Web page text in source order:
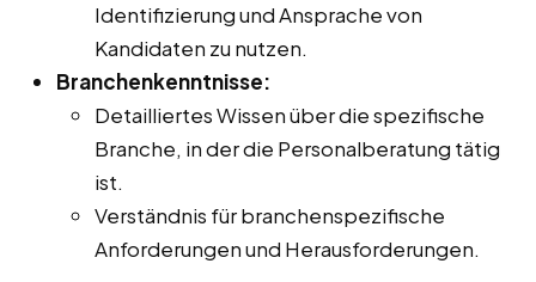
Identifizierung und Ansprache von
Kandidaten zu nutzen.
Branchenkenntnisse:
Detailliertes Wissen über die spezifische
Branche, in der die Personalberatung tätig
ist.
Verständnis für branchenspezifische
Anforderungen und Herausforderungen.